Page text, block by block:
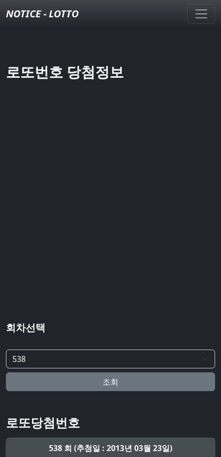
NOTICE - LOTTO
로또번호 당첨정보
회차선택
조회
로또당첨번호
538 회 (추첨일 : 2013년 03월 23일)